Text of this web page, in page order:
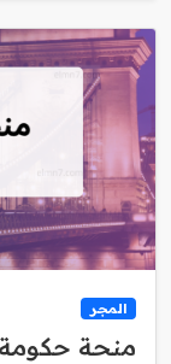
المجر
منحة حكومة